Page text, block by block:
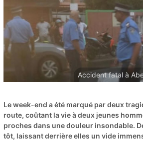
Accident fatal à
Le week-end a été marqué par deux
route, coûtant la vie à deux jeunes
proches dans une douleur insondable.
tôt, laissant derrière elles un vide